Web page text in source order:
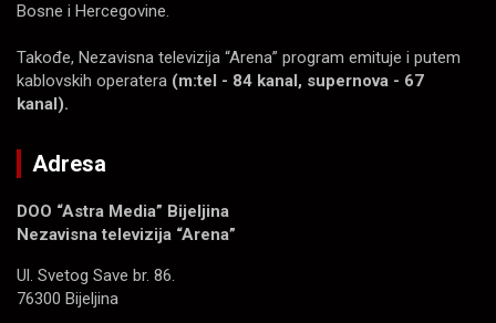
Bosne i Hercegovine.
Takođe, Nezavisna televizija “Arena” program emituje i putem
kablovskih operatera (m:tel - 84 kanal, supernova - 67
kanal).
Adresa
DOO “Astra Media” Bijeljina
Nezavisna televizija “Arena”
Ul. Svetog Save br. 86.
76300 Bijeljina